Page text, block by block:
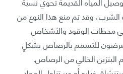
وقد تم منع هذا النوع من
في محطات الوقود والأشخاص
للتسمم بالرصاص بشكلٍ
البنزين الخالي من الرصاص.